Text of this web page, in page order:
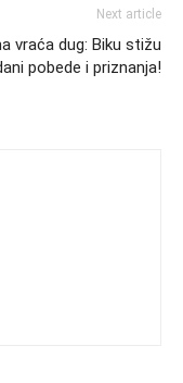
Next article
vraća dug: Biku stižu
pobede i priznanja!